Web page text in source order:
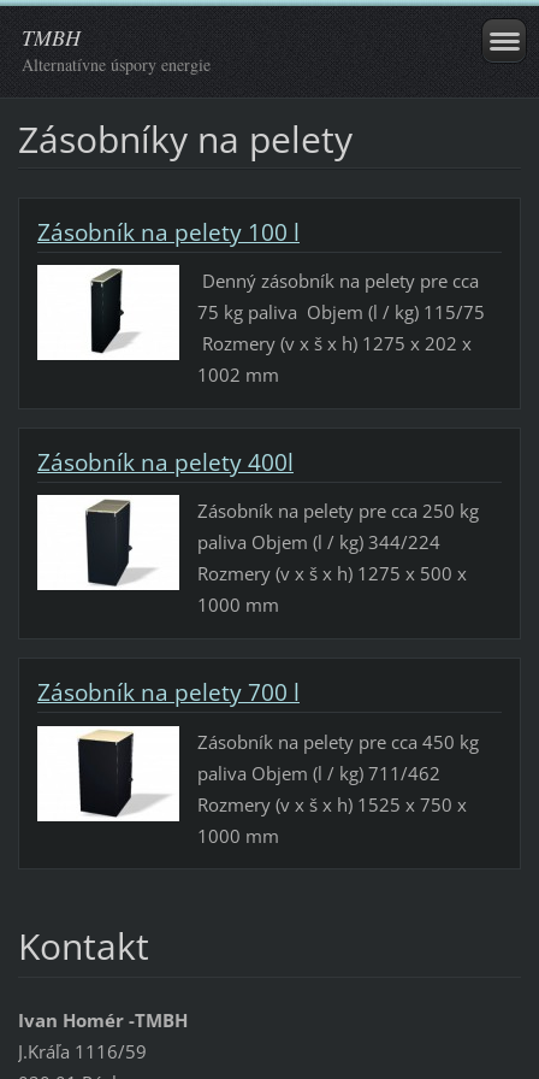
TMBH
Alternatívne úspory energie
Zásobníky na pelety
Zásobník na pelety 100 l
Denný zásobník na pelety pre cca
75 kg paliva Objem (l / kg) 115/75
Rozmery (v x š x h) 1275 x 202 x
1002 mm
Zásobník na pelety 400l
Zásobník na pelety pre cca 250 kg
paliva Objem (l / kg) 344/224
Rozmery (v x š x h) 1275 x 500 x
1000 mm
Zásobník na pelety 700 l
Zásobník na pelety pre cca 450 kg
paliva Objem (l / kg) 711/462
Rozmery (v x š x h) 1525 x 750 x
1000 mm
Kontakt
Ivan Homér -TMBH
J.Kráľa 1116/59